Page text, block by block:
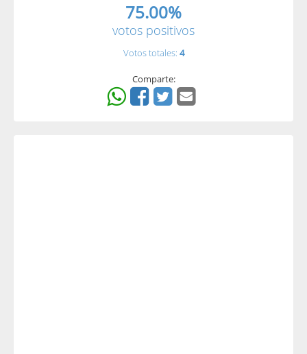
75.00%
votos positivos
Votos totales: 4
Comparte: